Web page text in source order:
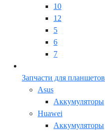
10
12
5
6
7
Запчасти для планшетов
Asus
Аккумуляторы
Huawei
Аккумуляторы